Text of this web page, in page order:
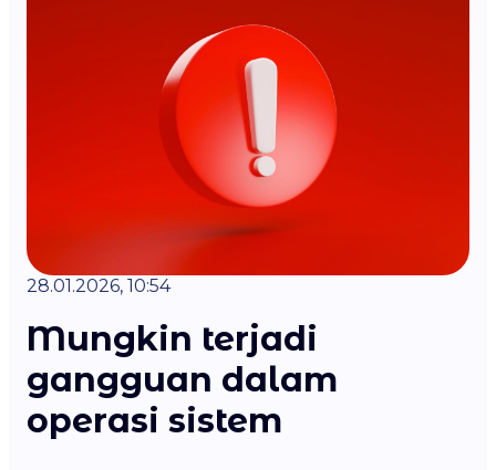
28.01.2026, 10:54
Mungkin terjadi
gangguan dalam
operasi sistem